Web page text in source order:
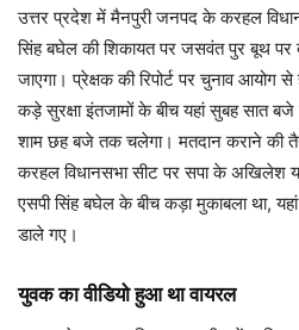
उत्तर प्रदेश में मैनपुरी जनपद के करहल
सिंह बघेल की शिकायत पर जसवंत पुर बूथ पर
जाएगा। प्रेक्षक की रिपोर्ट पर चुनाव आयोग
कड़े सुरक्षा इंतजामों के बीच यहां सुबह सात
शाम छह बजे तक चलेगा। मतदान कराने की
करहल विधानसभा सीट पर सपा के अखिलेश
एसपी सिंह बघेल के बीच कड़ा मुकाबला था,
डाले गए।
युवक का वीडियो हुआ था वायरल